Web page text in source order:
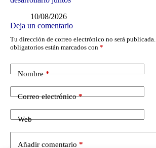
10/08/2026
Deja un comentario
Tu dirección de correo electrónico no será publicada.
obligatorios están marcados con *
Nombre*
Correo electrónico*
Web
Añadir comentario *